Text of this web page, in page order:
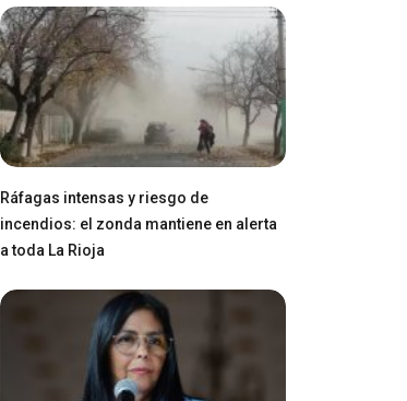
Ráfagas intensas y riesgo de
incendios: el zonda mantiene en alerta
a toda La Rioja